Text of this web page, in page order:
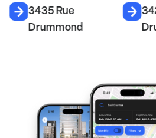
3435 Rue
Drummond